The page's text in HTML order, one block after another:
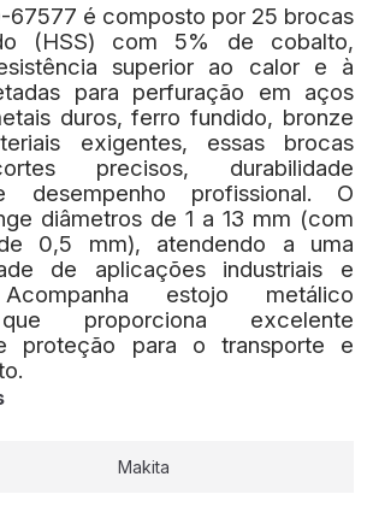
67577 é composto por 25 brocas
(HSS) com 5% de cobalto,
superior ao calor e à
para perfuração em aços
duros, ferro fundido, bronze
exigentes, essas brocas
precisos, durabilidade
desempenho profissional. O
diâmetros de 1 a 13 mm (com
0,5 mm), atendendo a uma
de aplicações industriais e
estojo metálico
proporciona excelente
proteção para o transporte e
Makita